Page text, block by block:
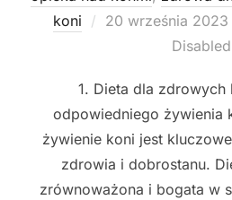
koni
Posted
20 września 2023
Disabled
1. Dieta dla zdrowych
odpowiedniego żywienia
żywienie koni jest
zdrowia i dobrostanu.
zrównoważona i bogata w